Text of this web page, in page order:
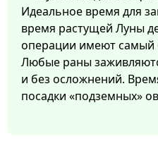
Идеальное время для
время растущей Луны
операции имеют самый
Любые раны
и без осложнений.
посадки «подземных»